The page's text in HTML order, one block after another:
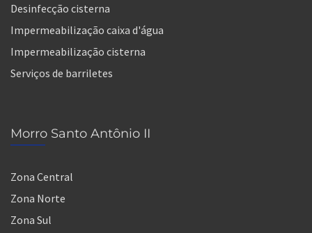
Desinfecção cisterna
Impermeabilização caixa d'água
Impermeabilização cisterna
Serviços de barriletes
Morro Santo Antônio II
Zona Central
Zona Norte
Zona Sul